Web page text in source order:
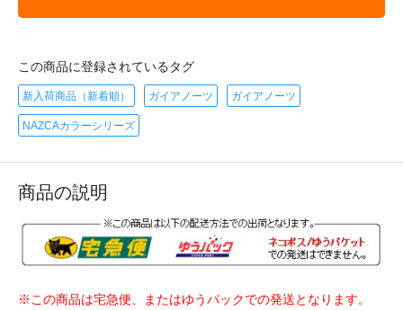
この商品に登録されているタグ
新入荷商品（新着順） ガイアノーツ ガイアノーツ
NAZCAカラーシリーズ
商品の説明
※この商品は宅急便、またはゆうパックでの発送となります。